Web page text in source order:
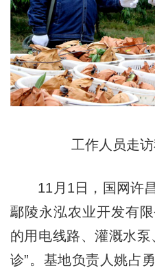
工作人员走
11月1日，国网许昌
鄢陵永泓农业开发有
的用电线路、灌溉水
诊”。基地负责人姚占